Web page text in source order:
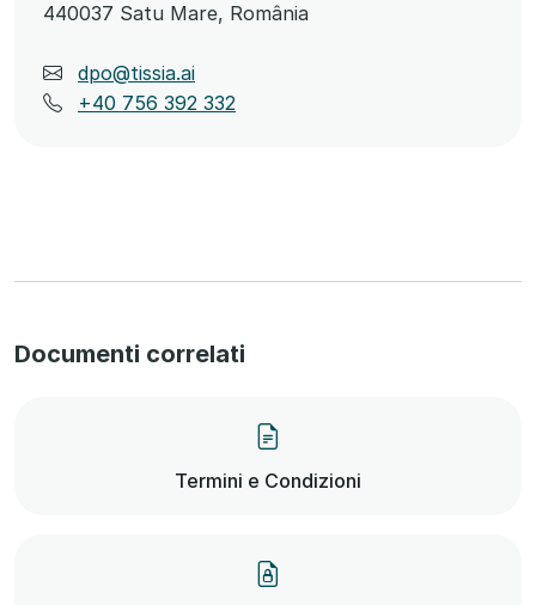
440037 Satu Mare, România
dpo@tissia.ai
+40 756 392 332
Documenti correlati
Termini e Condizioni